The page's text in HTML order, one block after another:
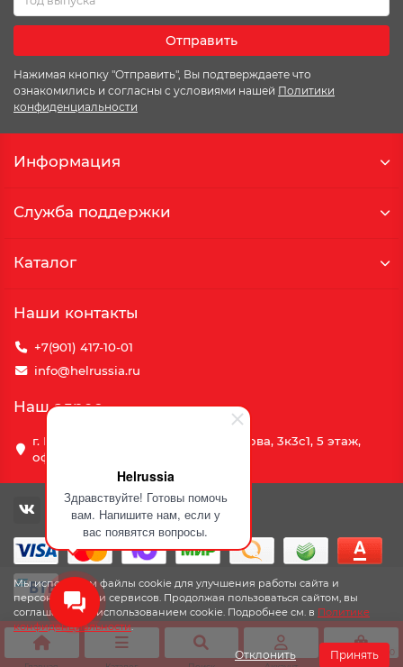
Helrussia
Здравствуйте! Готовы помочь
вам. Напишите нам, если у
вас появятся вопросы.
Мы используем файлы cookie для улучшения работы сайта и
персонализации сервисов. Продолжая пользоваться сайтом, вы
соглашаетесь с использованием cookie. Подробнее см. в Политике
конфиденциальности.
Отклонить Принять
Отправить
Нажимая кнопку "Отправить", Вы подтверждаете что
ознакомились и согласны с условиями нашей Политики
конфиденциальности
Информация
Служба поддержки
Каталог
Наши контакты
+7(901) 417-10-01
info@helrussia.ru
Наш адрес
г. Москва, улица Василия Петушкова, 3к3c1, 5 этаж,
офис 69
0